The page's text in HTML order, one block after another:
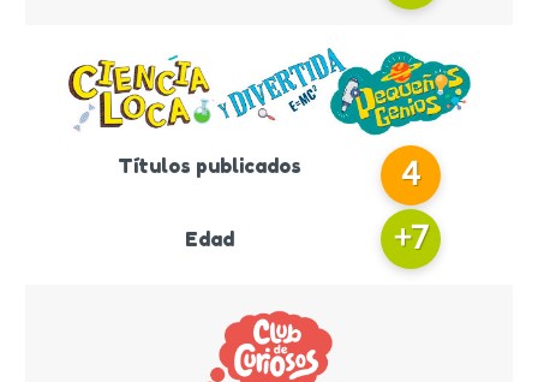
Títulos publicados 4
Edad +7